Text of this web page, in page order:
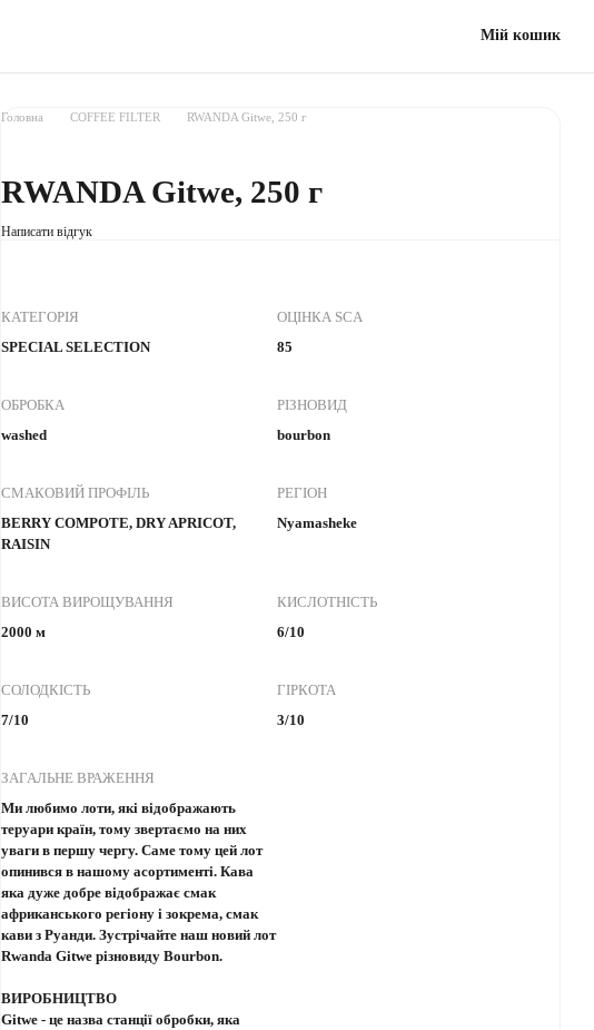
Мій кошик
Головна COFFEE FILTER RWANDA Gitwe, 250 г
RWANDA Gitwe, 250 г
Написати відгук
КАТЕГОРІЯ
SPECIAL SELECTION
ОЦІНКА SCA
85
ОБРОБКА
washed
РІЗНОВИД
bourbon
СМАКОВИЙ ПРОФІЛЬ
BERRY COMPOTE, DRY APRICOT,
RAISIN
РЕГІОН
Nyamasheke
ВИСОТА ВИРОЩУВАННЯ
2000 м
КИСЛОТНІСТЬ
6/10
СОЛОДКІСТЬ
7/10
ГІРКОТА
3/10
ЗАГАЛЬНЕ ВРАЖЕННЯ
Ми любимо лоти, які відображають
теруари країн, тому звертаємо на них
уваги в першу чергу. Саме тому цей лот
опинився в нашому асортименті. Кава
яка дуже добре відображає смак
африканського регіону і зокрема, смак
кави з Руанди. Зустрічайте наш новий лот
Rwanda Gitwe різновиду Bourbon.
ВИРОБНИЦТВО
Gitwe - це назва станції обробки, яка